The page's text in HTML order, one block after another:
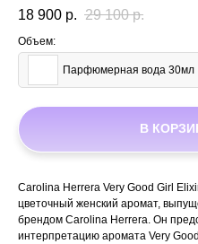
18 900 р. 29 100 р.
Объем:
Парфюмерная вода 30мл
В
Carolina Herrera Very Good Girl
цветочный женский аромат,
брендом Carolina Herrera. Он
интерпретацию аромата Very